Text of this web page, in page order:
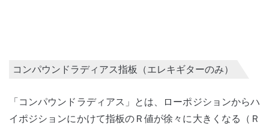
コンパウンドラディアス指板（エレキギターのみ）
「コンパウンドラディアス」とは、ローポジションからハ
イポジションにかけて指板のＲ値が徐々に大きくなる（Ｒ